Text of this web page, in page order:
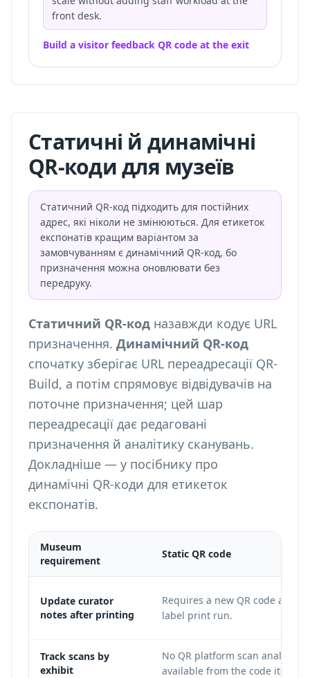
front desk.
Build a visitor feedback QR code at the exit
Статичні й динамічні
QR-коди для музеїв
Статичний QR-код підходить для постійних
адрес, які ніколи не змінюються. Для етикеток
експонатів кращим варіантом за
замовчуванням є динамічний QR-код, бо
призначення можна оновлювати без
передруку.
Статичний QR-код назавжди кодує URL
призначення. Динамічний QR-код
спочатку зберігає URL переадресації QR-
Build, а потім спрямовує відвідувачів на
поточне призначення; цей шар
переадресації дає редаговані
призначення й аналітику сканувань.
Докладніше — у посібнику про
динамічні QR-коди для етикеток
експонатів.
Museum
requirement
Static QR code
Update curator
notes after printing
Requires a new QR code and a
label print run.
Track scans by
exhibit
No QR platform scan analytics
available from the code itself.